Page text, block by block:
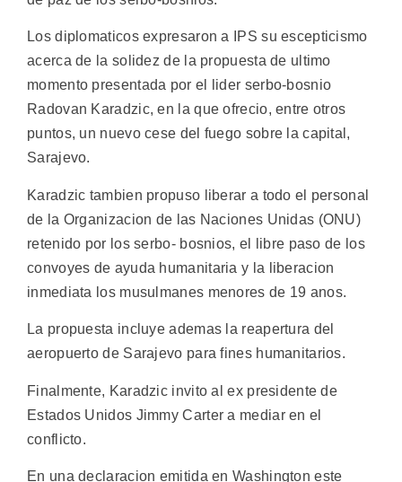
Los diplomaticos expresaron a IPS su escepticismo
acerca de la solidez de la propuesta de ultimo
momento presentada por el lider serbo-bosnio
Radovan Karadzic, en la que ofrecio, entre otros
puntos, un nuevo cese del fuego sobre la capital,
Sarajevo.
Karadzic tambien propuso liberar a todo el personal
de la Organizacion de las Naciones Unidas (ONU)
retenido por los serbo- bosnios, el libre paso de los
convoyes de ayuda humanitaria y la liberacion
inmediata los musulmanes menores de 19 anos.
La propuesta incluye ademas la reapertura del
aeropuerto de Sarajevo para fines humanitarios.
Finalmente, Karadzic invito al ex presidente de
Estados Unidos Jimmy Carter a mediar en el
conflicto.
En una declaracion emitida en Washington este